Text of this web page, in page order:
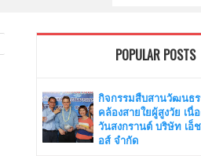
POPULAR POSTS
กิจกรรมสืบสานวัฒนธ
คล้องสายใยผู้สูงวัย เนื่
วันสงกรานต์ บริษัท เอ็
อส์ จำกัด